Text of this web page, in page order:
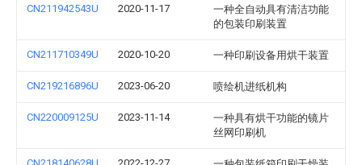
CN211942543U 2020-11-17
一种全自动具有清洁功能
的包装印刷装置
CN211710349U 2020-10-20 一种印刷设备用烘干装置
CN219216896U 2023-06-20 喷绘机进纸机构
CN220009125U 2023-11-14
一种具有烘干功能的镜片
丝网印刷机